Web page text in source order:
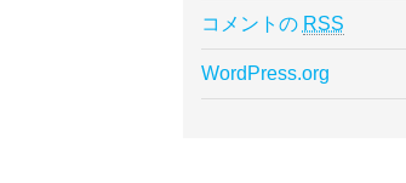
コメントの RSS
WordPress.org